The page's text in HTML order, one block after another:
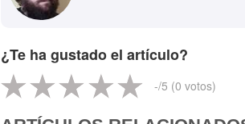
¿Te ha gustado el artículo?
-/5 (0 votos)